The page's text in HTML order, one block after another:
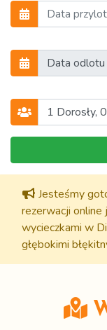
Jesteśmy
rezerwacji
wycieczkami w
głębokimi